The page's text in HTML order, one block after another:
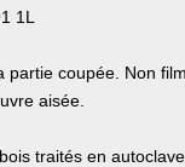
1L
coupée. Non
aisée.
traités en